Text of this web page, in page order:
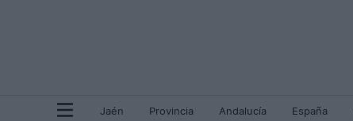
Jaén Provincia Andalucía España